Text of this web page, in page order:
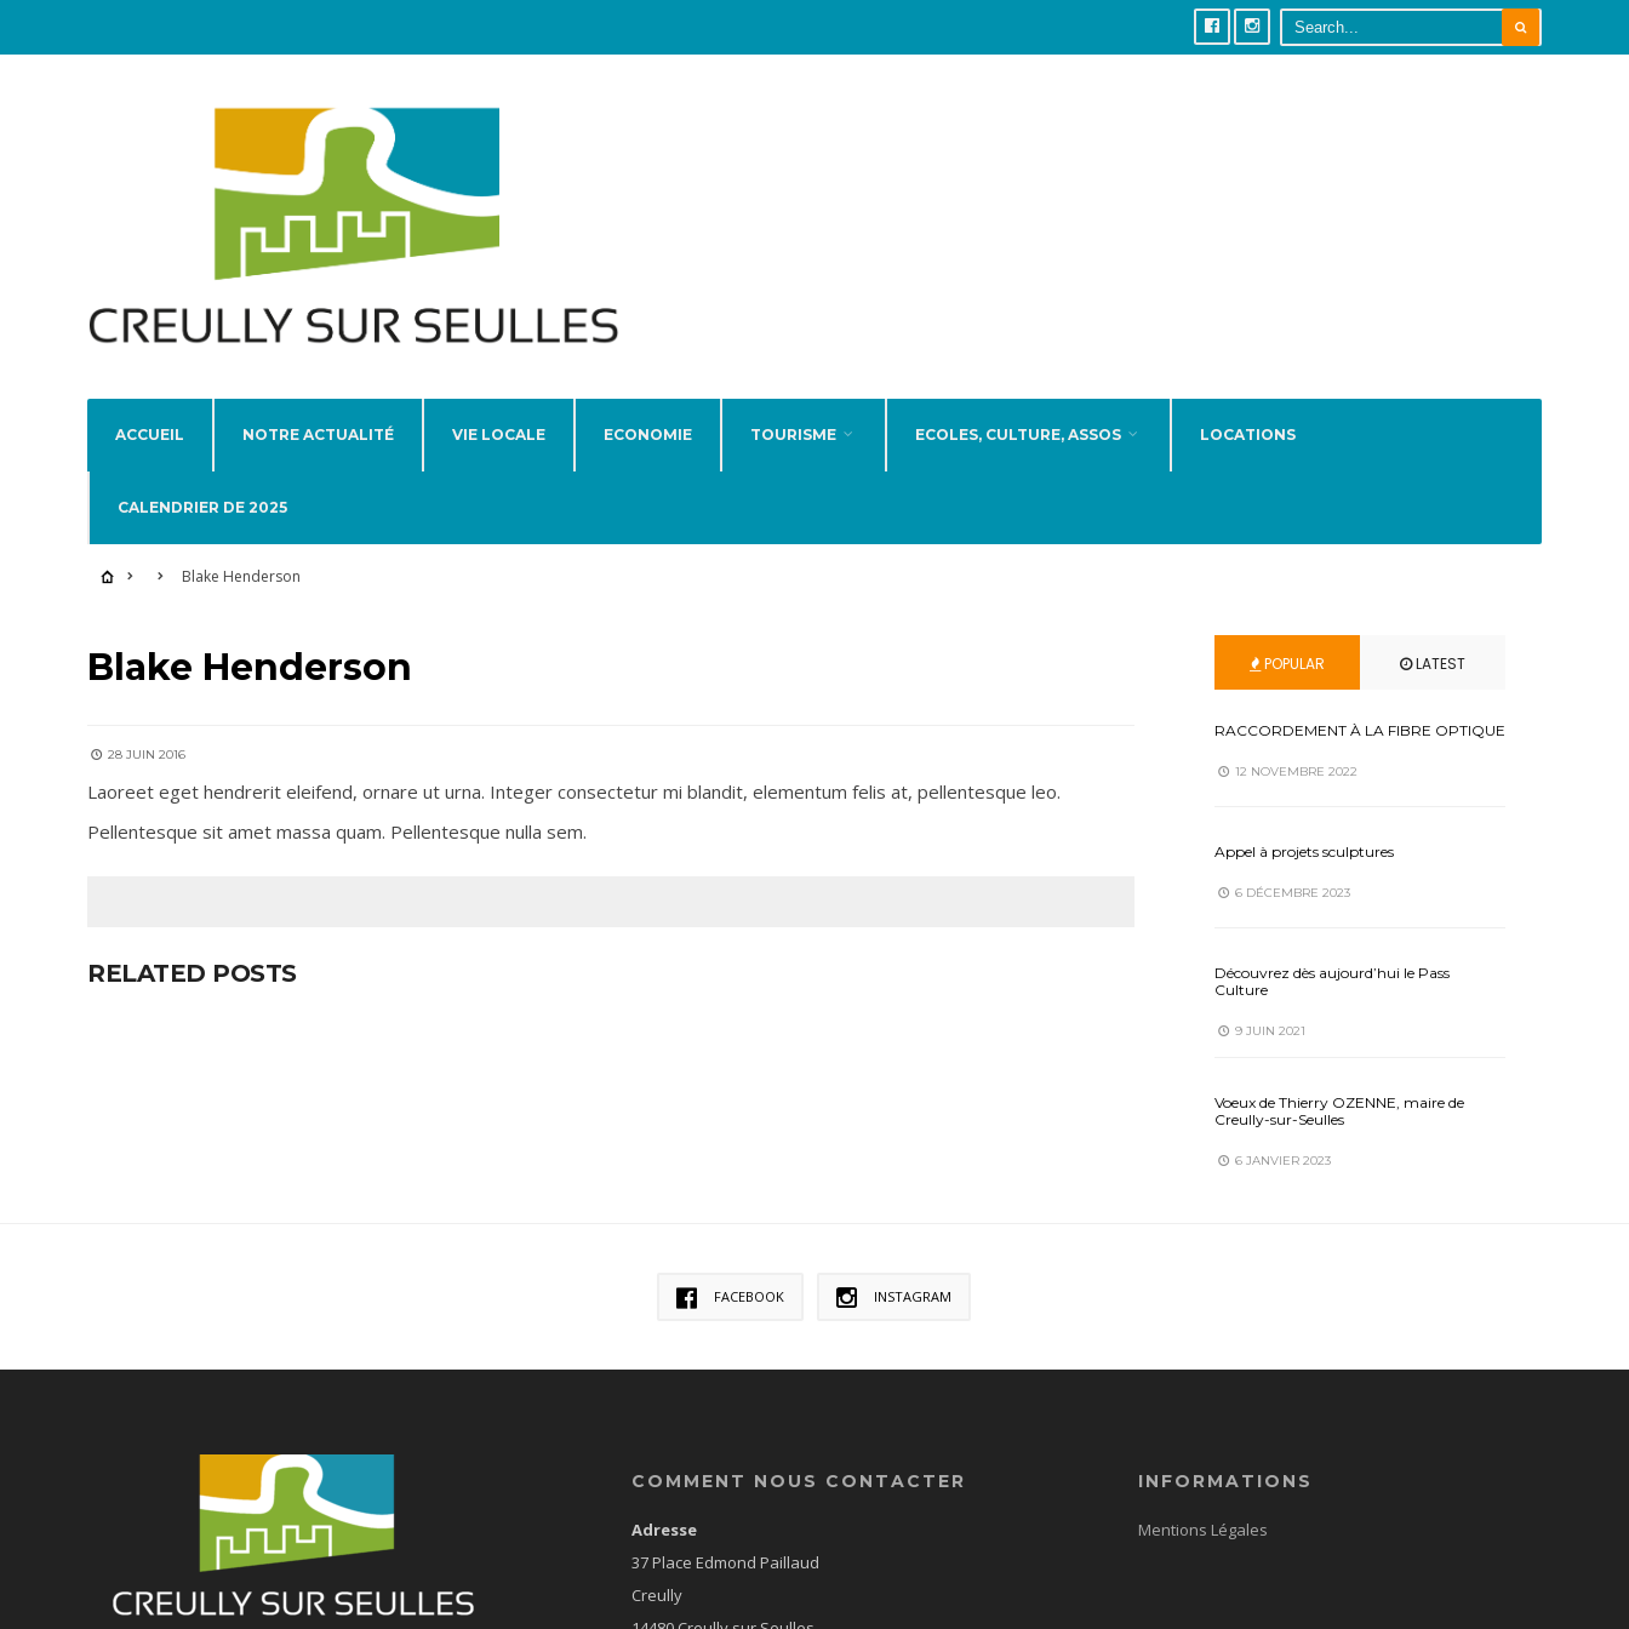
ACCUEIL NOTRE ACTUALITÉ VIE LOCALE ECONOMIE TOURISME ECOLES, CULTURE, ASSOS LOCATIONS
CALENDRIER DE 2025
Blake Henderson
Blake Henderson
28 JUIN 2016
Laoreet eget hendrerit eleifend, ornare ut urna. Integer consectetur mi blandit, elementum felis at, pellentesque leo.
Pellentesque sit amet massa quam. Pellentesque nulla sem.
RELATED POSTS
POPULAR LATEST
RACCORDEMENT À LA FIBRE OPTIQUE
12 NOVEMBRE 2022
Appel à projets sculptures
6 DÉCEMBRE 2023
Découvrez dès aujourd’hui le Pass
Culture
9 JUIN 2021
Voeux de Thierry OZENNE, maire de
Creully-sur-Seulles
6 JANVIER 2023
FACEBOOK INSTAGRAM
COMMENT NOUS CONTACTER
Adresse
37 Place Edmond Paillaud
Creully
INFORMATIONS
Mentions Légales